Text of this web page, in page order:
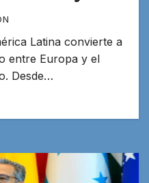
Latina convierte a
entre Europa y el
Desde…